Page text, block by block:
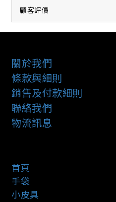
顧客評價
關於我們
條款與細則
銷售及付款細則
聯絡我們
物流訊息
首頁
手袋
小皮具